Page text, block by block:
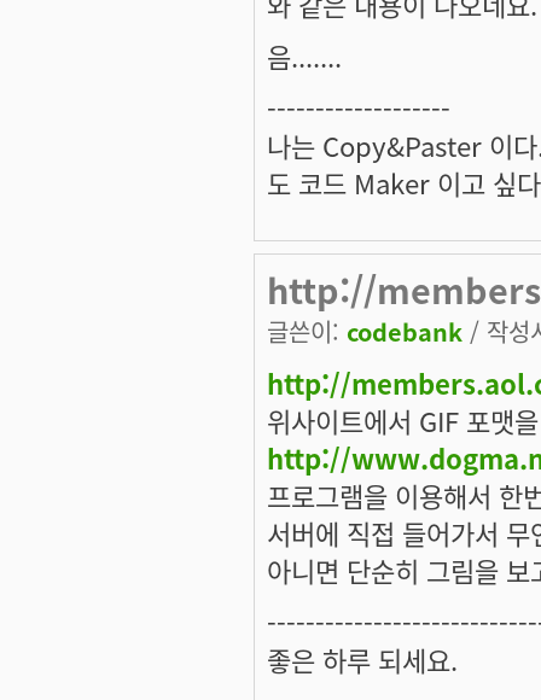
음.......
-------------------
나는 Copy&Paster 이
도 코드 Maker 이고 싶
http://
글쓴이: codebank / 작성
http://
위사이트에서 GIF 포맷
http://
프로그램을 이용해서 한
서버에 직접 들어가서
아니면 단순히 그림을
좋은 하루 되세요.